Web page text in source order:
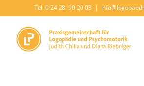
springen
Tel. 0 24 28. 90 20 03 |